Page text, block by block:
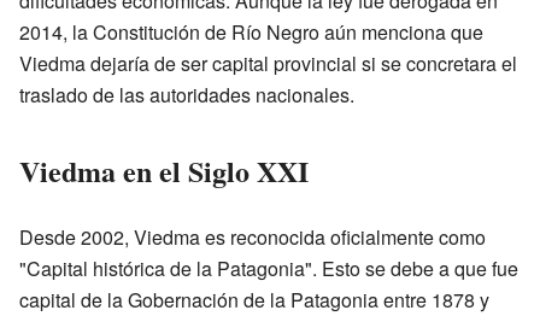
2014, la Constitución de Río Negro aún menciona que
Viedma dejaría de ser capital provincial si se concretara el
traslado de las autoridades nacionales.
Viedma en el Siglo XXI
Desde 2002, Viedma es reconocida oficialmente como
"Capital histórica de la Patagonia". Esto se debe a que fue
capital de la Gobernación de la Patagonia entre 1878 y